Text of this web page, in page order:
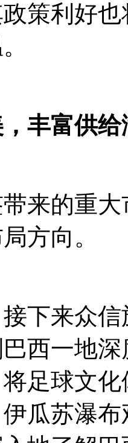
策利好
丰富供
来的重
方向。
下来众
西一地
足球文
瓜苏瀑